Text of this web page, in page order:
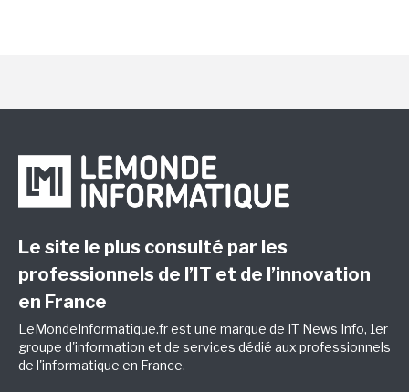
Le site le plus consulté par les
professionnels de l’IT et de l’innovation
en France
LeMondeInformatique.fr est une marque de IT News Info, 1er
groupe d'information et de services dédié aux professionnels
de l'informatique en France.